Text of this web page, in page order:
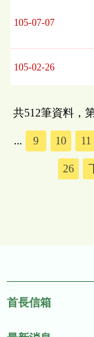
105-07-07
105-02-26
共512筆資料，
... 9 10 11
26
首長信箱